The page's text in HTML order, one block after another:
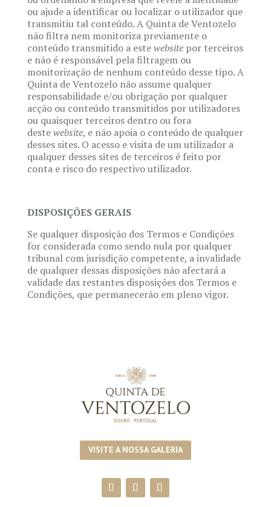
ou ajude a identificar ou localizar o utilizador que
transmitiu tal conteúdo. A Quinta de Ventozelo
não filtra nem monitoriza previamente o
conteúdo transmitido a estewebsitepor terceiros
e não é responsável pela filtragem ou
monitorização de nenhum conteúdo desse tipo. A
Quinta de Ventozelo não assume qualquer
responsabilidade e/ou obrigação por qualquer
acção ou conteúdo transmitidos por utilizadores
ou quaisquer terceiros dentro ou fora
destewebsite, e não apoia o conteúdo de qualquer
desses sites. O acesso e visita de um utilizador a
qualquer desses sites de terceiros é feito por
conta e risco do respectivo utilizador.
DISPOSIÇÕES GERAIS
Se qualquer disposição dos Termos e Condições
for considerada como sendo nula por qualquer
tribunal com jurisdição competente, a invalidade
de qualquer dessas disposições não afectará a
validade das restantes disposições dos Termos e
Condições, que permanecerão em pleno vigor.
VISITE A NOSSA GALERIA